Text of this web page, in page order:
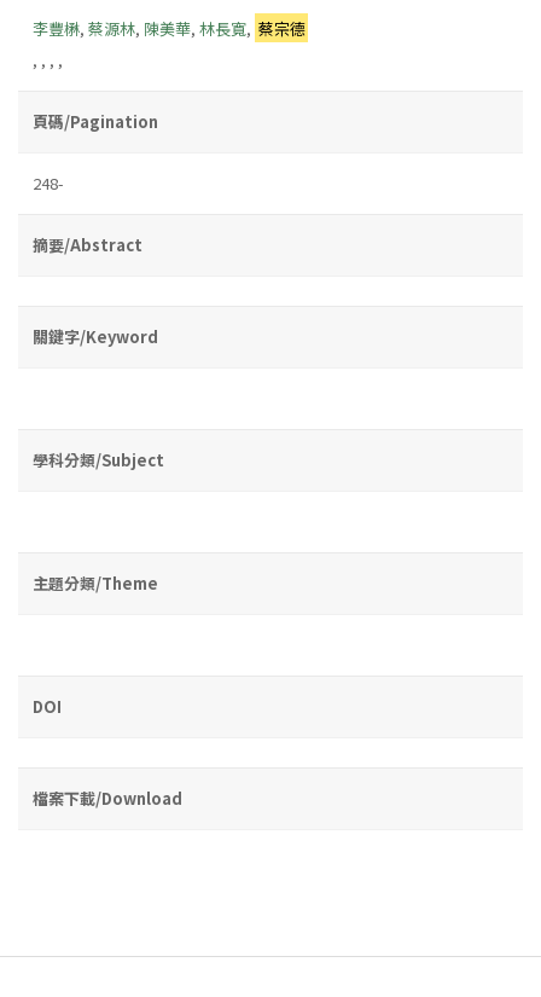
李豐楙, 蔡源林, 陳美華, 林長寬, 蔡宗德
, , , ,
頁碼/Pagination
248-
摘要/Abstract
關鍵字/Keyword
學科分類/Subject
主題分類/Theme
DOI
檔案下載/Download